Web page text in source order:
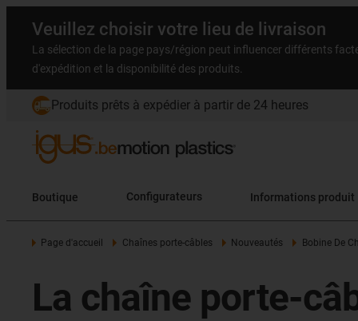
Veuillez choisir votre lieu de livraison
La sélection de la page pays/région peut influencer différents
d'expédition et la disponibilité des produits.
Produits prêts à expédier à partir de 24 heures
Boutique Configurateurs Informations produit
Page d'accueil Chaînes porte-câbles Nouveautés Bobine De
La chaîne porte-